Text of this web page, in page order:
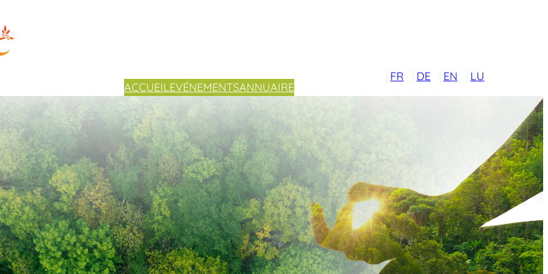
ACCUEILEVÉNEMENTSANNUAIRE
FR DE EN LU